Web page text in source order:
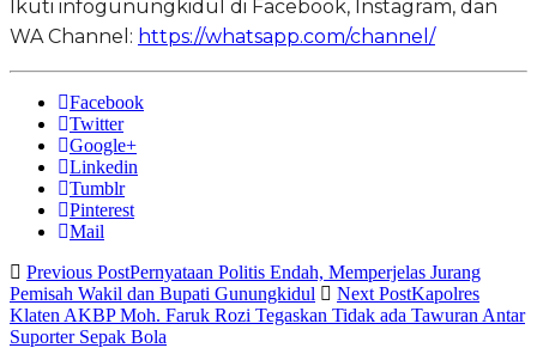
Ikuti infogunungkidul di Facebook, Instagram, dan
WA Channel: https://whatsapp.com/channel/
Facebook
Twitter
Google+
Linkedin
Tumblr
Pinterest
Mail
Previous PostPernyataan Politis Endah, Memperjelas Jurang
Pemisah Wakil dan Bupati Gunungkidul
Next PostKapolres
Klaten AKBP Moh. Faruk Rozi Tegaskan Tidak ada Tawuran Antar
Suporter Sepak Bola